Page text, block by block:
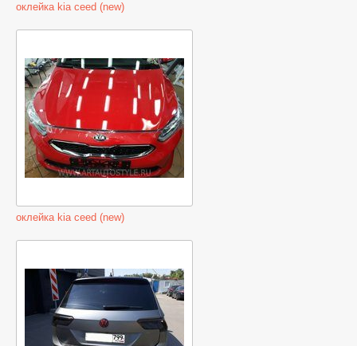
оклейка kia ceed (new)
оклейка kia ceed (new)